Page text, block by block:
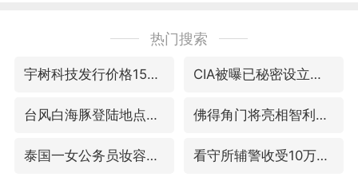
热门搜索
宇树科技发行价格150.80元/股 CIA被曝已秘密设立古巴工作组
台风白海豚登陆地点更新 佛得角门将亮相智利俱乐部主场
泰国一女公务员妆容引争议 本人回应 看守所辅警收受10万获刑1年